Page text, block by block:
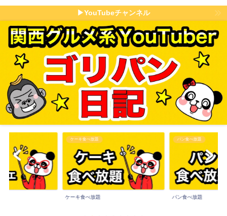
▶YouTubeチャンネル
パン食べ放題
パン食べ放題
その他食べ放題
その他食べ放題